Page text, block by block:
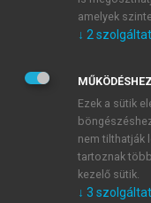
Kérek értesítést a
Kérek értesítést
Adatkezelési
veszem és
Általános
mersz.huoldalak
tudomásul
amelyek
↓ 2
Ezek a sütik
nem tilthatják
tartoznak
kezelő sütik.
↓ 3